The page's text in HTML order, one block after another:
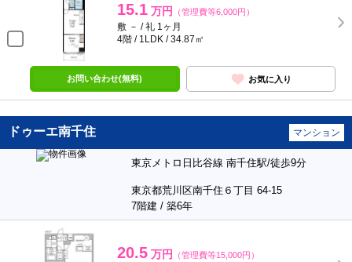
15.1 万円 （管理費等6,000円）
敷 － / 礼 1ヶ月
4階 / 1LDK / 34.87㎡
お問い合わせ(無料) お気に入り
ドゥーエ南千住 マンション
東京メトロ日比谷線 南千住駅/徒歩9分
東京都荒川区南千住６丁目 64-15
7階建 / 築6年
20.5 万円 （管理費等15,000円）